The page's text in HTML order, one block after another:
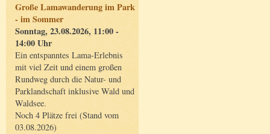
Große Lamawanderung im Park
- im Sommer
Sonntag, 23.08.2026, 11:00 -
14:00 Uhr
Ein entspanntes Lama-Erlebnis
mit viel Zeit und einem großen
Rundweg durch die Natur- und
Parklandschaft inklusive Wald und
Waldsee.
Noch 4 Plätze frei (Stand vom
03.08.2026)